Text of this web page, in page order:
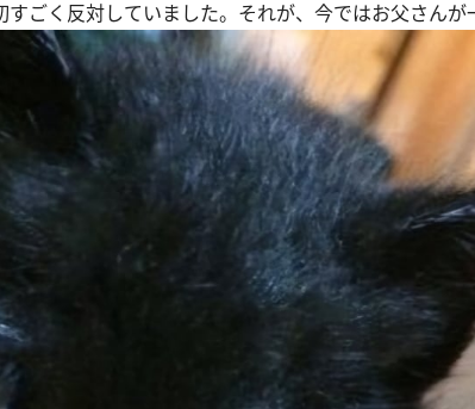
ごく反対していました。それが、今ではお父さんが